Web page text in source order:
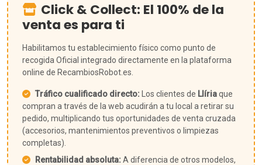
Click & Collect: El 100% de la
venta es para ti
Habilitamos tu establecimiento físico como punto de
recogida Oficial integrado directamente en la plataforma
online de RecambiosRobot.es.
Tráfico cualificado directo: Los clientes de Llíriaque
compran a través de la web acudirán a tu local a retirar su
pedido, multiplicando tus oportunidades de venta cruzada
(accesorios, mantenimientos preventivos o limpiezas
completas).
Rentabilidad absoluta:A diferencia de otros modelos,